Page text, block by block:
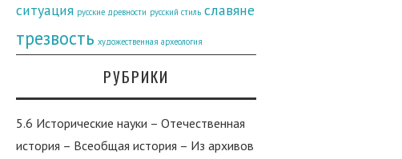
ситуация русские древности русский стиль славяне
трезвость художественная археология
РУБРИКИ
5.6 Исторические науки – Отечественная
история – Всеобщая история – Из архивов